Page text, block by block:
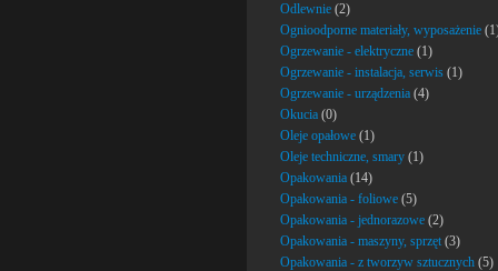
Odlewnie (2)
Ognioodporne materiały, wyposażenie
Ogrzewanie - elektryczne (1)
Ogrzewanie - instalacja, serwis (1)
Ogrzewanie - urządzenia (4)
Okucia (0)
Oleje opałowe (1)
Oleje techniczne, smary (1)
Opakowania (14)
Opakowania - foliowe (5)
Opakowania - jednorazowe (2)
Opakowania - maszyny, sprzęt (3)
Opakowania - z tworzyw sztucznych (5)